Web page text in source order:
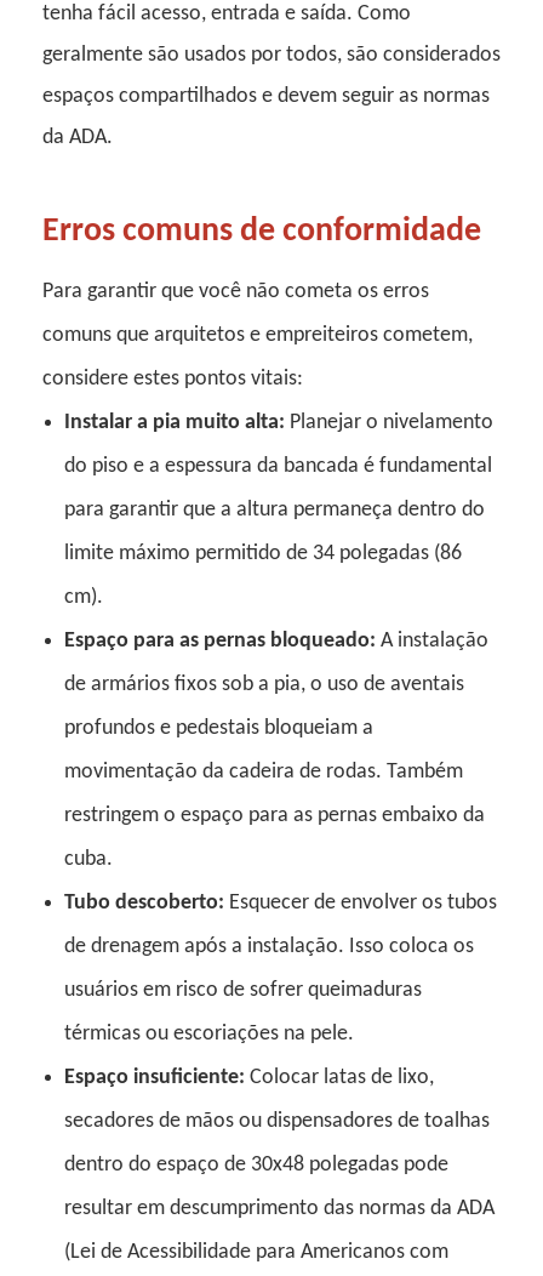
tenha fácil acesso, entrada e saída. Como
geralmente são usados ​​por todos, são considerados
espaços compartilhados e devem seguir as normas
da ADA.
Erros comuns de conformidade
Para garantir que você não cometa os erros
comuns que arquitetos e empreiteiros cometem,
considere estes pontos vitais:
Instalar a pia muito alta: Planejar o nivelamento
do piso e a espessura da bancada é fundamental
para garantir que a altura permaneça dentro do
limite máximo permitido de 34 polegadas (86
cm).
Espaço para as pernas bloqueado: A instalação
de armários fixos sob a pia, o uso de aventais
profundos e pedestais bloqueiam a
movimentação da cadeira de rodas. Também
restringem o espaço para as pernas embaixo da
cuba.
Tubo descoberto: Esquecer de envolver os tubos
de drenagem após a instalação. Isso coloca os
usuários em risco de sofrer queimaduras
térmicas ou escoriações na pele.
Espaço insuficiente: Colocar latas de lixo,
secadores de mãos ou dispensadores de toalhas
dentro do espaço de 30x48 polegadas pode
resultar em descumprimento das normas da ADA
(Lei de Acessibilidade para Americanos com